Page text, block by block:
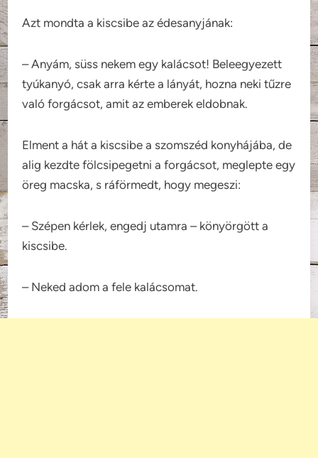
Azt mondta a kiscsibe az édesanyjának:
– Anyám, süss nekem egy kalácsot! Beleegyezett
tyúkanyó, csak arra kérte a lányát, hozna neki tűzre
való forgácsot, amit az emberek eldobnak.
Elment a hát a kiscsibe a szomszéd konyhájába, de
alig kezdte fölcsipegetni a forgácsot, meglepte egy
öreg macska, s ráförmedt, hogy megeszi:
– Szépen kérlek, engedj utamra – könyörgött a
kiscsibe.
– Neked adom a fele kalácsomat.